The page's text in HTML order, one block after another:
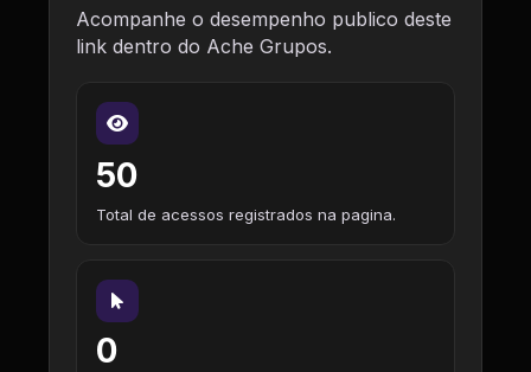
Acompanhe o desempenho publico deste
link dentro do Ache Grupos.
50
Total de acessos registrados na pagina.
0